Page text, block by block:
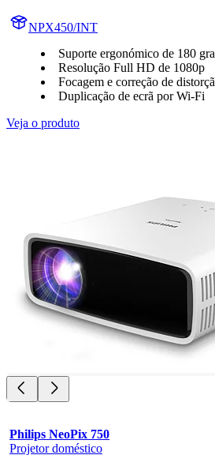
NPX450/INT
Suporte ergonómico de 180
Resolução Full HD de 1080p
Focagem e correção de
Duplicação de ecrã por Wi-Fi
Veja o produto
Philips NeoPix 750
Projetor doméstico